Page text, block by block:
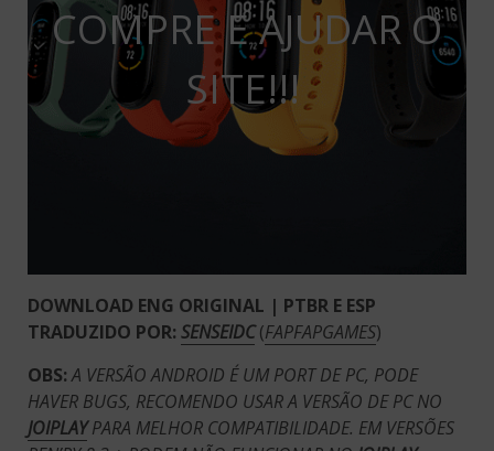
COMPRE E AJUDAR O
SITE!!!
DOWNLOAD ENG ORIGINAL | PTBR E ESP
TRADUZIDO POR: SENSEIDC(FAPFAPGAMES)
OBS:A VERSÃO ANDROID É UM PORT DE PC, PODE
HAVER BUGS, RECOMENDO USAR A VERSÃO DE PC NO
JOIPLAYPARA MELHOR COMPATIBILIDADE. EM VERSÕES